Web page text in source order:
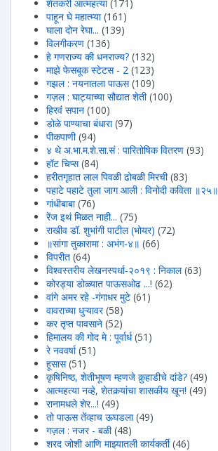
शेतकरी आत्महत्या (171)
पाहून घे महात्म्या (161)
घाला दोन रेघा... (139)
विलगीकरण (136)
हे गणराज्य की धनराज्य? (132)
माझे फेसबूक स्टेटस - 2 (123)
गझल : नयनातला पाऊस (109)
गज़ल : घाट्याच्या सौद्यात शेती (100)
हिरवंं सपान (100)
डोळे पाण्याचा बंधारा (97)
पीकपाणी (94)
४ थे अ.भा.म.शे.सा.सं : पारितोषिक वितरण (93)
हॉट चिप्स (84)
हरीतगृहात लाल पिवळी ढोबळी मिरची (83)
पहाटे पहाटे तुला जाग आली : विनोदी कविता ॥२५॥
गांधीबाबा (76)
रेंज इथं मिळत नाही... (75)
राखीव डॉ. शुभांगी पाटील (भोयर) (72)
॥सांगा तुकारामा : अभंग-४॥ (66)
विपरीत (64)
विश्वस्तरीय लेखनस्पर्धा-२०१९ : निकाल (63)
कोरड्या डोळ्यात पाऊसओढ ...! (62)
वांगे अमर रहे -गंगाधर मुटे (61)
वावराच्या धुऱ्यावर(58)
कर तृप्त पावसाने (52)
हिमालय की गोद मे : पूर्वार्ध (51)
रे नववर्षा(51)
हूसास (51)
कृषिनिष्ठ, शेतीभूषण म्हणजे कुर्‍हाडीचे दांडे? (49)
आत्महत्या नव्हे, शेतकर्‍यांचा शासकीय खून! (49)
रानामधले शेर...! (49)
तो पाऊस तेंव्हाच ऊघडला (49)
गज़ल : नजर - बळी (48)
शरद जोशी आणि माझ्यातली कार्यकर्ती (46)